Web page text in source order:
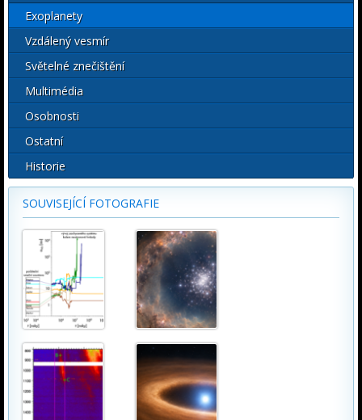
Exoplanety
Vzdálený vesmír
Světelné znečištění
Multimédia
Osobnosti
Ostatní
Historie
SOUVISEJÍCÍ FOTOGRAFIE